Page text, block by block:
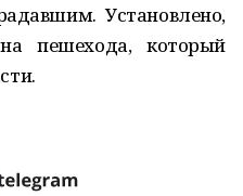
Установлено,
пешехода, который